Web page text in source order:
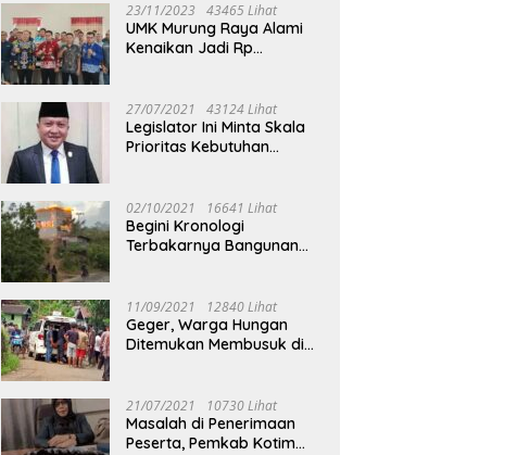
23/11/2023 43465 Lihat
UMK Murung Raya Alami
Kenaikan Jadi Rp
27/07/2021 43124 Lihat
Legislator Ini Minta Skala
Prioritas Kebutuhan
02/10/2021 16641 Lihat
Begini Kronologi
Terbakarnya Bangunan
11/09/2021 12840 Lihat
Geger, Warga Hungan
Ditemukan Membusuk di
21/07/2021 10730 Lihat
Masalah di Penerimaan
Peserta, Pemkab Kotim